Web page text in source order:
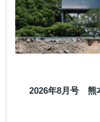
2026年8月号 熊